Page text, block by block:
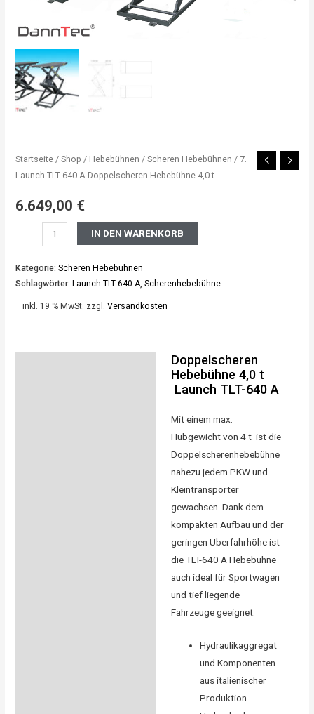
Startseite /Shop / Hebebühnen /Scheren Hebebühnen / 7.
Launch TLT 640 A Doppelscheren Hebebühne 4,0 t
6.649,00 €
IN DEN WARENKORB
Kategorie:Scheren Hebebühnen
Schlagwörter: Launch TLT 640 A,Scherenhebebühne
inkl. 19 % MwSt. zzgl.Versandkosten
Doppelscheren
Hebebühne 4,0 t
Launch TLT-640 A
Mit einem max.
Hubgewicht von 4 t ist die
Doppelscherenhebebühne
nahezu jedem PKW und
Kleintransporter
gewachsen. Dank dem
kompakten Aufbau und der
geringen Überfahrhöhe ist
die TLT-640 A Hebebühne
auch ideal für Sportwagen
und tief liegende
Fahrzeuge geeignet.
Hydraulikaggregat
und Komponenten
aus italienischer
Produktion